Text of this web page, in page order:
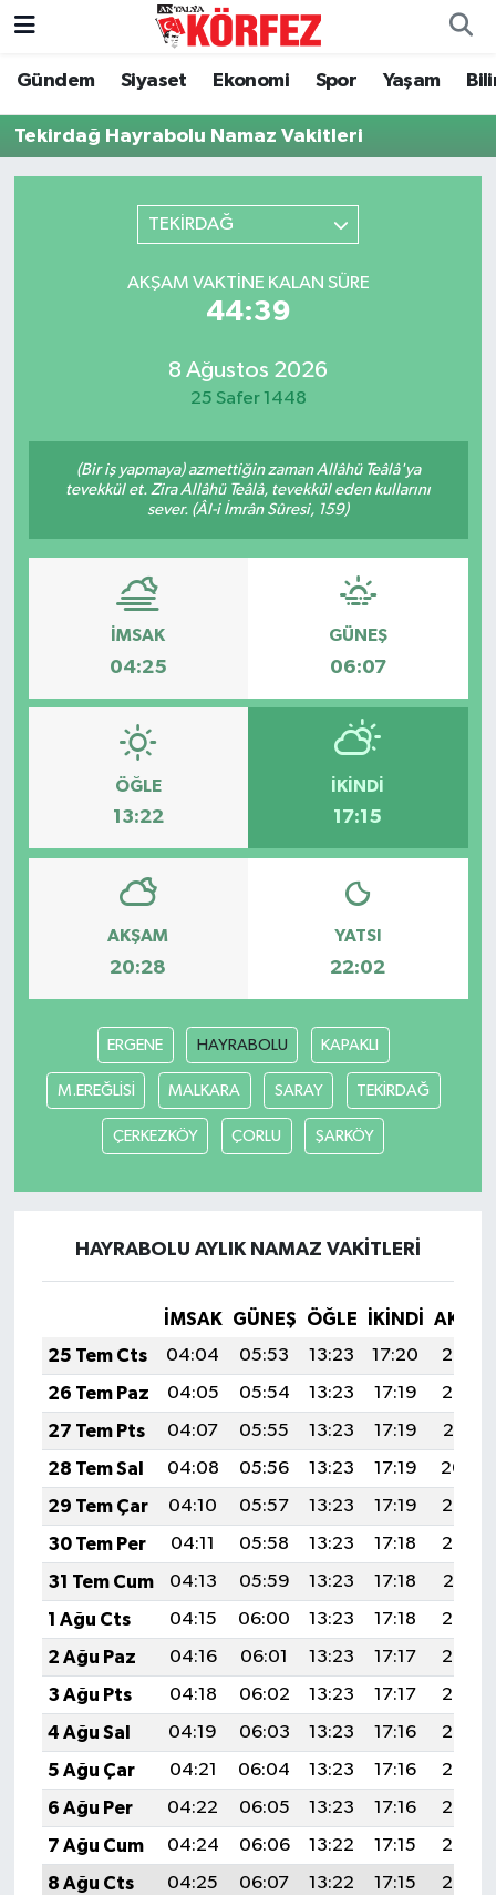
Gündem Siyaset Ekonomi Spor Yaşam
Tekirdağ Hayrabolu Namaz Vakitleri
TEKİRDAĞ
AKŞAM VAKTINE KALAN SÜRE
44:39
8 Ağustos 2026
25 Safer 1448
(Bir iş yapmaya) azmettiğin zaman Allâhü Teâlâ'ya
tevekkül et. Zira Allâhü Teâlâ, tevekkül eden kullarını
sever. (Âl-i İmrân Sûresi, 159)
İMSAK
04:25
GÜNEŞ
06:07
ÖĞLE
13:22
İKINDI
17:15
AKŞAM
20:28
YATSI
22:02
ERGENE HAYRABOLU KAPAKLI
M.EREĞLİSİ MALKARA SARAY TEKİRDAĞ
ÇERKEZKÖY ÇORLU ŞARKÖY
HAYRABOLU AYLIK NAMAZ VAKITLERI
İMSAK GÜNEŞ ÖĞLE İKINDI
25 Tem Cts
04:04 05:53 13:23 17:20
20:43
26 Tem Paz
04:05 05:54 13:23 17:19
20:42
27 Tem Pts
04:07 05:55 13:23 17:19
20:41
28 Tem Sal
04:08 05:56 13:23 17:19
20:40
29 Tem Çar
04:10 05:57 13:23 17:19
20:39
30 Tem Per
04:11 05:58 13:23 17:18
20:38
31 Tem Cum
04:13 05:59 13:23 17:18
20:37
1 Ağu Cts
04:15 06:00 13:23 17:18
20:36
2 Ağu Paz
04:16 06:01 13:23 17:17
20:35
3 Ağu Pts
04:18 06:02 13:23 17:17
20:34
4 Ağu Sal
04:19 06:03 13:23 17:16
20:33
5 Ağu Çar
04:21 06:04 13:23 17:16
20:32
6 Ağu Per
04:22 06:05 13:23 17:16
20:30
7 Ağu Cum
04:24 06:06 13:22 17:15
20:29
8 Ağu Cts
04:25 06:07 13:22 17:15
20:28
Gündem
Siyaset
Dünya
Eğitim
Turizm
Kültür ve Sanat
Sivil Toplum
Tarım
Güvenlik
Resmi İlanlar
Nöbetçi Eczaneler
Hava Durumu
Son Dakika Haberleri